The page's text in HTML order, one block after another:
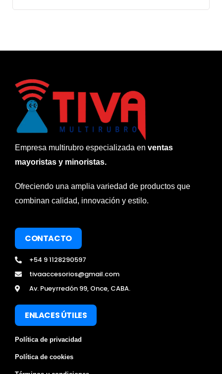
Empresa multirubro especializada en ventas
mayoristas y minoristas.
Ofreciendo una amplia variedad de productos que
combinan calidad, innovación y estilo.
CONTACTO
+54 9 1128290597
tivaaccesorios@gmail.com
Av. Pueyrredón 99, Once, CABA.
ENLACES ÚTILES
Política de privacidad
Política de cookies